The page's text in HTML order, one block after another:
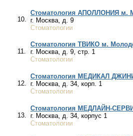
10.
Стоматология АПОЛЛОНИЯ м.
г. Москва, д. 9
Стоматологии
11.
Стоматология ТВИКО м.
г. Москва, д. 9, стр. 1
Стоматологии
12.
Стоматология МЕДИКАЛ
г. Москва, д. 34, корп. 1
Стоматологии
13.
Стоматология МЕДЛАЙН-
г. Москва, д. 34, корпус 1
Стоматологии